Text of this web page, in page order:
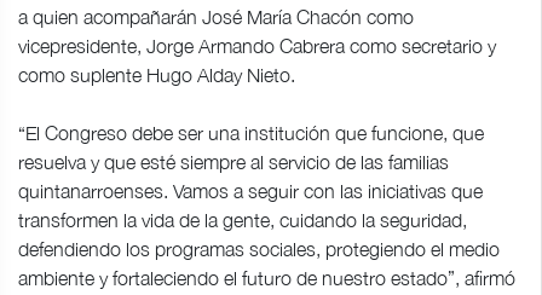
a quien acompañarán José María Chacón como
vicepresidente, Jorge Armando Cabrera como secretario y
como suplente Hugo Alday Nieto.
“El Congreso debe ser una institución que funcione, que
resuelva y que esté siempre al servicio de las familias
quintanarroenses. Vamos a seguir con las iniciativas que
transformen la vida de la gente, cuidando la seguridad,
defendiendo los programas sociales, protegiendo el medio
ambiente y fortaleciendo el futuro de nuestro estado”, afirmó